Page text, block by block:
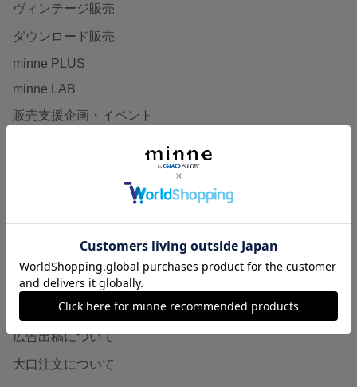
ヴィンテージ販売
ダウンロード販売
minne PLUS
minne LAB
販売支援企画・イベント
minneとものづくりと
minneの本
企業の方へ
広告出稿について
大口注文について